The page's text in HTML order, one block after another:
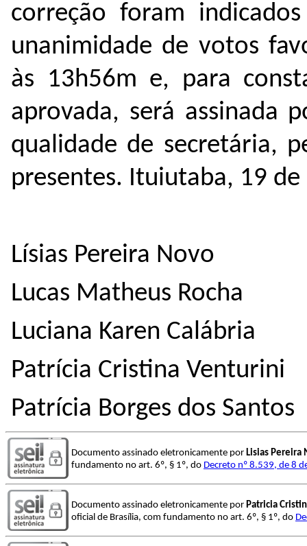
correção foram
unanimidade de votos
às 13h56m e, para
aprovada, será assinada
qualidade de secretária,
presentes. Ituiutaba, 19
Lísias Pereira Novo
Lucas Matheus Rocha
Luciana Karen Calábria
Patrícia Cristina Venturini
Patrícia Borges dos Santos
Documento assinado eletronicamente por Lisias Pereira
fundamento no art. 6º, § 1º, do Decreto nº 8.539, de 8
Documento assinado eletronicamente por Patricia
oficial de Brasília, com fundamento no art. 6º, § 1º, do